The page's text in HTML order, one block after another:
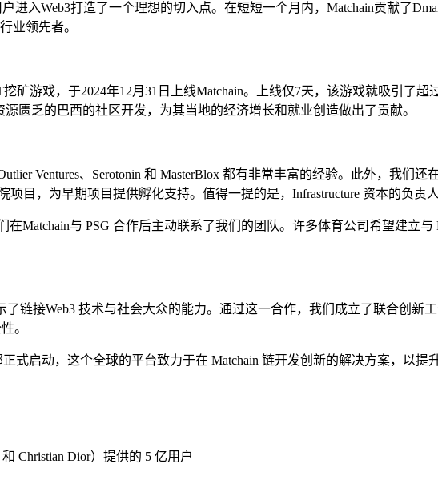
入Web3打造了一个理想的切入点。在短短一个月内，Matchain贡献了
业领先者。
游戏，于2024年12月31日上线Matchain。上线仅7天，该游戏就吸引了超
匮乏的巴西的社区开发，为其当地的经济增长和就业创造做出了贡献。
Ventures、Serotonin 和 MasterBlox 都有非常丰富的经验。此外，我们还
项目，为早期项目提供孵化支持。值得一提的是，Infrastructure 资本的负责
与 PSG 合作后主动联系了我们的团队。许多体育公司希望建立与
接Web3 技术与社会大众的能力。通过这一合作，我们成立了联合创新
。
启动，这个全球的平台致力于在 Matchain 链开发创新的解决方案，以提
Christian Dior）提供的 5 亿用户